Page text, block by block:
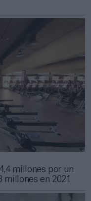
millones por un
en 2021